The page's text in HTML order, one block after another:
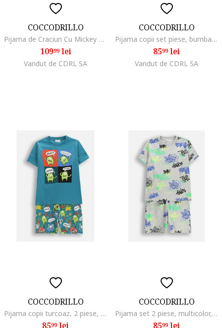
COCCODRILLO
Pijama de Craciun Cu Mickey Mouse
10999lei
Vandut de CDRL SA
COCCODRILLO
Pijama copii set piese, bumbac, Multicolor
8599lei
Vandut de CDRL SA
COCCODRILLO
Pijama copii turcoaz, 2 piese, bumbac, Multicolor
8599lei
COCCODRILLO
Pijama set 2 piese, multicolor, Multicolor
8599lei